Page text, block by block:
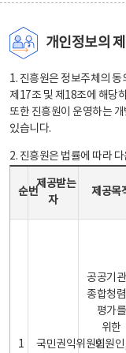
개인정보의
1. 진흥원은 정보주체의 동
제17조 및 제18조에 해당
또한 진흥원이 운영하는
있습니다.
2. 진흥원은 법률에 따라
순번
제공받는
자
제공목
1 국민권익위원회
공공기
종합청
평가를
위한
민원